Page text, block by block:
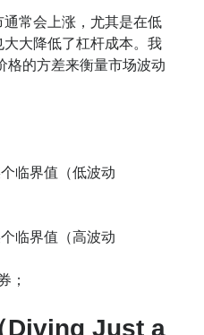
常会上涨，尤其是在低
大降低了杠杆成本。我
格的方差来衡量市场波动
临界值（低波动
临界值（高波动
；
Diving Just a